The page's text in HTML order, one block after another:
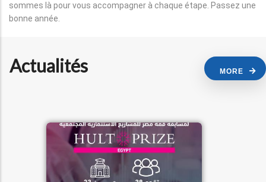
sommes là pour vous accompagner à chaque étape. Passez une
bonne année.
Actualités MORE